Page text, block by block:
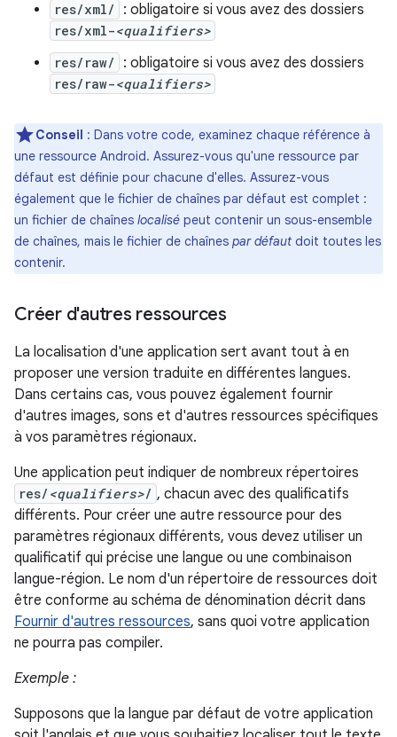
res/xml/ : obligatoire si vous avez des dossiers
res/xml-<qualifiers>
res/raw/
: obligatoire si vous avez des dossiers
res/raw-<qualifiers>
Conseil : Dans votre code, examinez chaque référence à
une ressource Android. Assurez-vous qu'une ressource par
défaut est définie pour chacune d'elles. Assurez-vous
également que le fichier de chaînes par défaut est complet :
un fichier de chaînes localisé peut contenir un sous-ensemble
de chaînes, mais le fichier de chaînes par défaut doit toutes les
contenir.
Créer d'autres ressources
La localisation d'une application sert avant tout à en
proposer une version traduite en différentes langues.
Dans certains cas, vous pouvez également fournir
d'autres images, sons et d'autres ressources spécifiques
à vos paramètres régionaux.
Une application peut indiquer de nombreux répertoires
res/ <qualifiers>/ , chacun avec des qualificatifs
différents. Pour créer une autre ressource pour des
paramètres régionaux différents, vous devez utiliser un
qualificatif qui précise une langue ou une combinaison
langue-région. Le nom d'un répertoire de ressources doit
être conforme au schéma de dénomination décrit dans
Fournir d'autres ressources, sans quoi votre application
ne pourra pas compiler.
Exemple :
Supposons que la langue par défaut de votre application